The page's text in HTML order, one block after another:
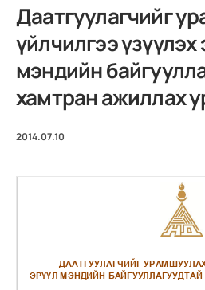
Даатгуулагчийг
үйлчилгээ үзүүлэх
мэндийн
хамтран ажиллах
2014.07.10